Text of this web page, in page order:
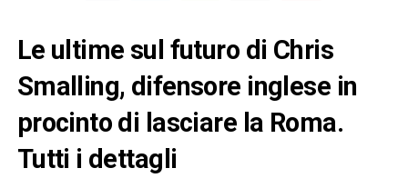
Le ultime sul futuro di Chris
Smalling, difensore inglese in
procinto di lasciare la Roma.
Tutti i dettagli